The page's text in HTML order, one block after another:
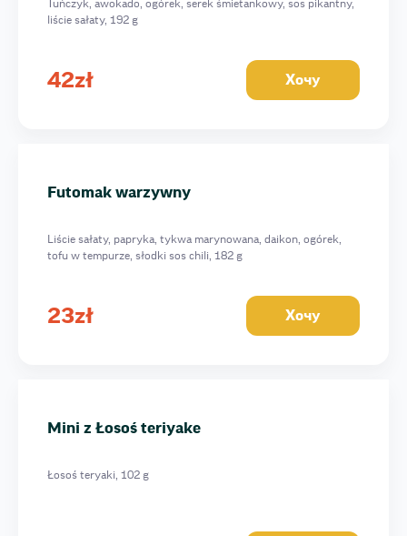
Tuńczyk, awokado, ogórek, serek śmietankowy, sos pikantny,
liście sałaty, 192 g
42zł Хочу
Futomak warzywny
Liście sałaty, papryka, tykwa marynowana, daikon, ogórek,
tofu w tempurze, słodki sos chili, 182 g
23zł Хочу
Mini z Łosoś teriyake
Łosoś teryaki, 102 g